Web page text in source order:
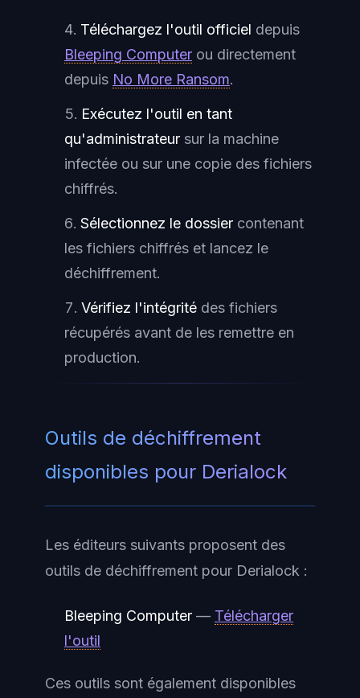
Téléchargez l'outil officiel depuis
Bleeping Computer ou directement
depuis No More Ransom.
Exécutez l'outil en tant
qu'administrateur sur la machine
infectée ou sur une copie des fichiers
chiffrés.
Sélectionnez le dossier contenant
les fichiers chiffrés et lancez le
déchiffrement.
Vérifiez l'intégrité des fichiers
récupérés avant de les remettre en
production.
Outils de déchiffrement
disponibles pour Derialock
Les éditeurs suivants proposent des
outils de déchiffrement pour Derialock :
Bleeping Computer — Télécharger
l'outil
Ces outils sont également disponibles